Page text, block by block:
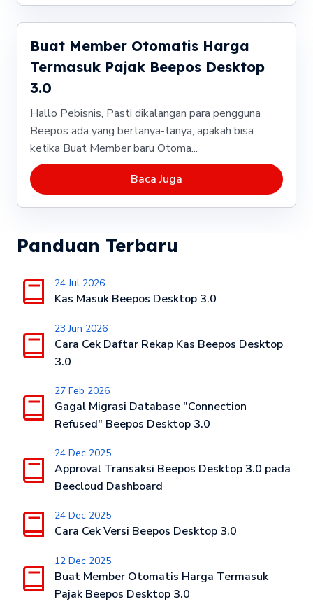
Buat Member Otomatis Harga
Termasuk Pajak Beepos Desktop
3.0
Hallo Pebisnis, Pasti dikalangan para pengguna
Beepos ada yang bertanya-tanya, apakah bisa
ketika Buat Member baru Otoma...
Baca Juga
Panduan Terbaru
24 Jul 2026
Kas Masuk Beepos Desktop 3.0
23 Jun 2026
Cara Cek Daftar Rekap Kas Beepos Desktop
3.0
27 Feb 2026
Gagal Migrasi Database "Connection
Refused" Beepos Desktop 3.0
24 Dec 2025
Approval Transaksi Beepos Desktop 3.0 pada
Beecloud Dashboard
24 Dec 2025
Cara Cek Versi Beepos Desktop 3.0
12 Dec 2025
Buat Member Otomatis Harga Termasuk
Pajak Beepos Desktop 3.0